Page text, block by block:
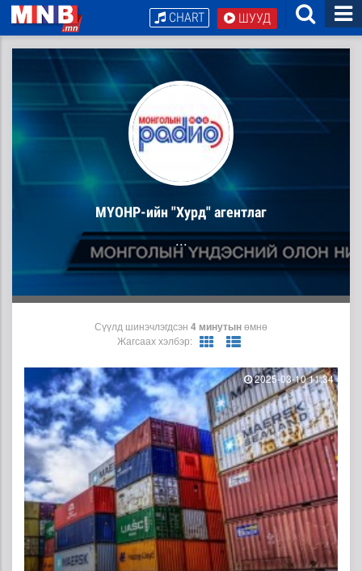
ШУУД
CHART
МҮОНР-ийн "Хурд" агентлаг
...
Сүүлд шинэчлэгдсэн 4 минутынөмнө
Жагсаах хэлбэр:
2025-03-10 11:34